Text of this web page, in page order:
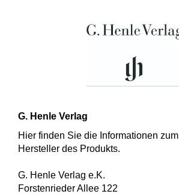
G. Henle Verlag
Hier finden Sie die Informationen zum
Hersteller des Produkts.
G. Henle Verlag e.K.
Forstenrieder Allee 122